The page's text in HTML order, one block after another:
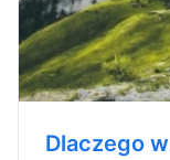
Dlaczego